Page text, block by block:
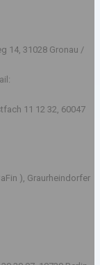
14, 31028 Gronau /
11 12 32, 60047
), Graurheindorfer